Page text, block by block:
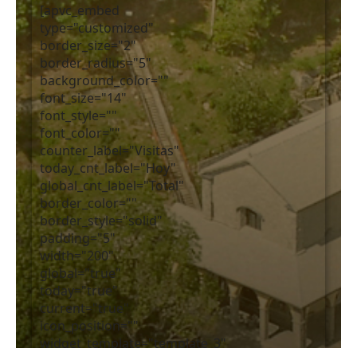
[apvc_embed
type="customized"
border_size="2"
border_radius="5"
background_color=""
font_size="14"
font_style=""
font_color=""
counter_label="Visitas"
today_cnt_label="Hoy"
global_cnt_label="Total"
border_color=""
border_style="solid"
padding="5"
width="200"
global="true"
today="true"
current="true"
icon_position=""
widget_template="template_3"